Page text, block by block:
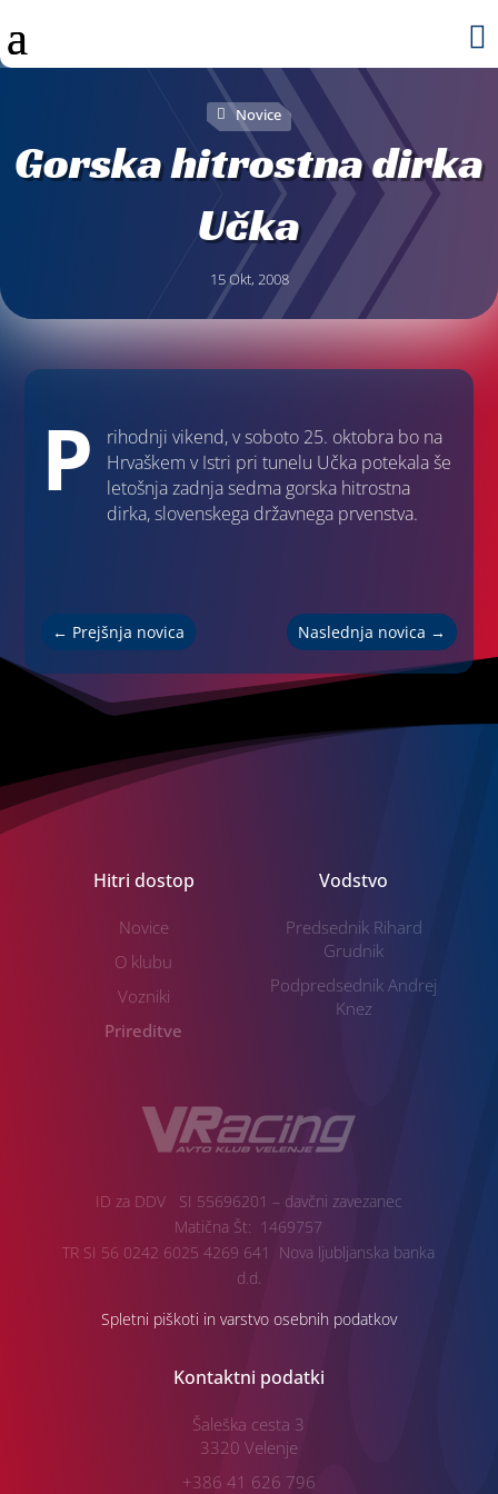

Novice
Gorska hitrostna dirka
Učka
15 Okt, 2008
P
rihodnji vikend, v soboto 25. oktobra bo na
Hrvaškem v Istri pri tunelu Učka potekala še
letošnja zadnja sedma gorska hitrostna
dirka, slovenskega državnega prvenstva.
← Prejšnja novica Naslednja novica →
Hitri dostop
Novice
O klubu
Vozniki
Prireditve
Vodstvo
Predsednik Rihard
Grudnik
Podpredsednik Andrej
Knez
ID za DDV SI 55696201 – davčni zavezanec
Matična Št: 1469757
TR SI 56 0242 6025 4269 641 Nova ljubljanska banka
d.d.
Spletni piškoti in varstvo osebnih podatkov
Kontaktni podatki
Šaleška cesta 3
3320 Velenje
+386 41 626 796